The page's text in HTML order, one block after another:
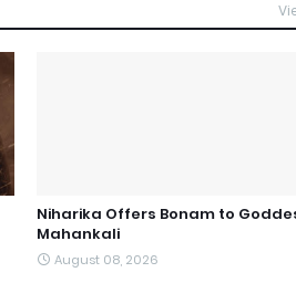
Niharika Offers Bonam to
Mahankali
August 08, 2026